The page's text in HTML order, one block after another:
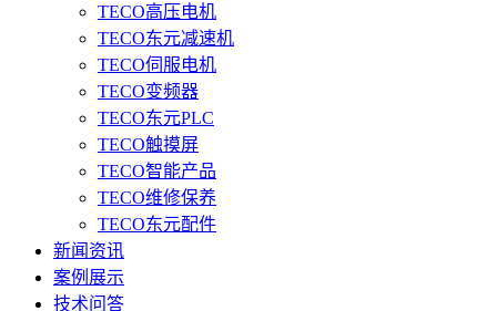
TECO高压电机
TECO东元减速机
TECO伺服电机
TECO变频器
TECO东元PLC
TECO触摸屏
TECO智能产品
TECO维修保养
TECO东元配件
新闻资讯
案例展示
技术问答